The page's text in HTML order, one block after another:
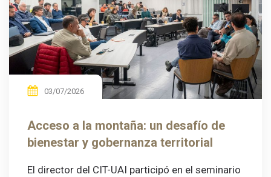
03/07/2026
Acceso a la montaña: un desafío de
bienestar y gobernanza territorial
El director del CIT-UAI participó en el seminario